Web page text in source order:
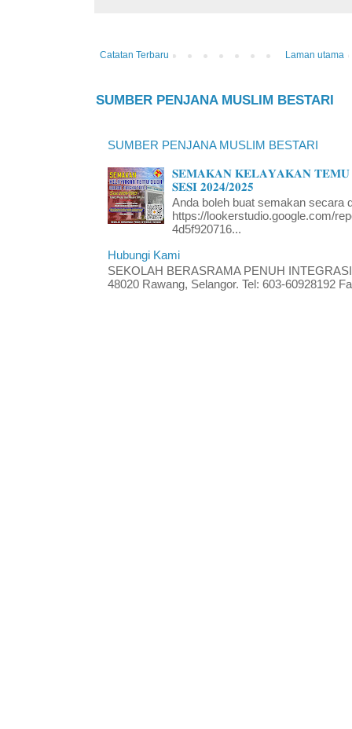
Catatan Terbaru Laman utama
SUMBER PENJANA MUSLIM BESTARI
SUMBER PENJANA MUSLIM BESTARI
𝐒𝐄𝐌𝐀𝐊𝐀𝐍 𝐊𝐄𝐋𝐀𝐘𝐀𝐊𝐀𝐍 𝐓𝐄𝐌𝐔
𝐒𝐄𝐒𝐈 𝟐𝟎𝟐𝟒/𝟐𝟎𝟐𝟓
Anda boleh buat semakan secara
https://lookerstudio.google.com/
4d5f920716...
Hubungi Kami
SEKOLAH BERASRAMA PENUH
48020 Rawang, Selangor. Tel: 603-60928192